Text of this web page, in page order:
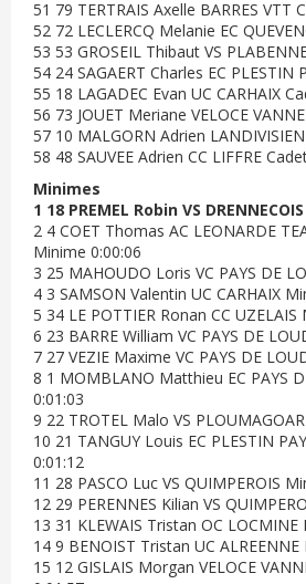
51 79 TERTRAIS Axelle BARRES VTT
52 72 LECLERCQ Melanie EC
53 53 GROSEIL Thibaut VS
54 24 SAGAERT Charles EC PLESTIN
55 18 LAGADEC Evan UC CARHAIX
56 73 JOUET Meriane VELOCE
57 10 MALGORN Adrien
58 48 SAUVEE Adrien CC LIFFRE
Minimes
1 18 PREMEL Robin VS
2 4 COET Thomas AC LEONARDE
Minime 0:00:06
3 25 MAHOUDO Loris VC PAYS DE
4 3 SAMSON Valentin UC CARHAIX
5 34 LE POTTIER Ronan CC
6 23 BARRE William VC PAYS DE
7 27 VEZIE Maxime VC PAYS DE
8 1 MOMBLANO Matthieu EC PAYS
0:01:03
9 22 TROTEL Malo VS
10 21 TANGUY Louis EC PLESTIN
0:01:12
11 28 PASCO Luc VS QUIMPEROIS
12 29 PERENNES Kilian VS
13 31 KLEWAIS Tristan OC LOCMINE
14 9 BENOIST Tristan UC
15 12 GISLAIS Morgan VELOCE